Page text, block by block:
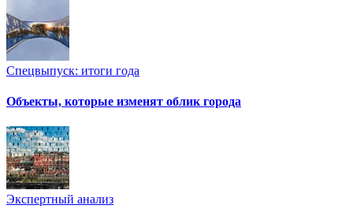
Спецвыпуск: итоги года
Объекты, которые изменят облик города
Экспертный анализ